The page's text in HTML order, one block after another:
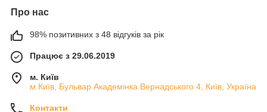
Про нас
98% позитивних з 48 відгуків за рік
Працює з 29.06.2019
м. Київ
м.Київ, Бульвар Академінка Вернадського 4, Київ, Україна
Контакти